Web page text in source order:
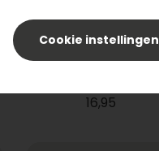
Phlebodium
16,95
Cookie instellingen